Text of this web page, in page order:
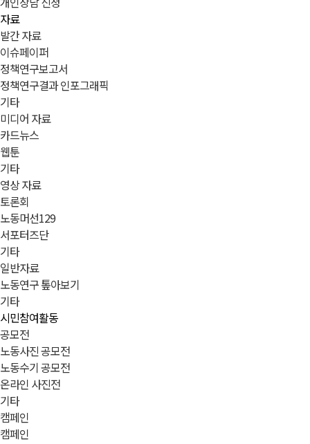
자료
발간 자료
이슈페이퍼
정책연구보고서
정책연구결과 인포그래픽
기타
미디어 자료
카드뉴스
웹툰
기타
영상 자료
토론회
노동머선129
서포터즈단
기타
일반자료
노동연구 톺아보기
기타
시민참여활동
공모전
노동사진 공모전
노동수기 공모전
온라인 사진전
기타
캠페인
캠페인